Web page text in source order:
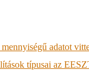
adatot
típusai az